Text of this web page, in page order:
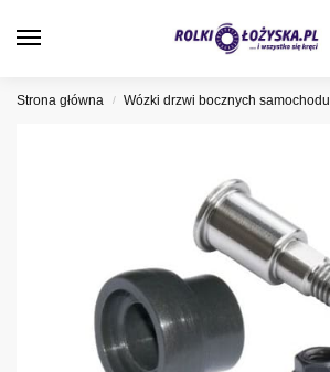
Strona główna / Wózki drzwi bocznych samochodu